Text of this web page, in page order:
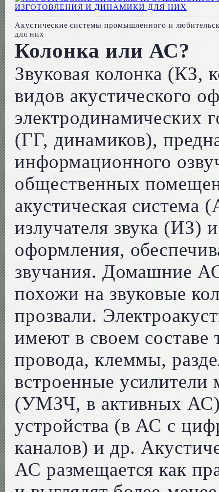
Акустические системы промышленного и
для них
Колонка или АС?
Звуковая колонка (КЗ,
видов акустического
электродинамических
(ГГ, динамиков),
информационного
общественных
акустическая система
излучателя звука (ИЗ)
оформления,
звучания. Домашние
похожи на звуковые
прозвали.
имеют в своем составе
провода, клеммы,
встроенные усилители
(УМЗЧ, в активных
устройства (в АС с
каналов) и др.
АС размещается как